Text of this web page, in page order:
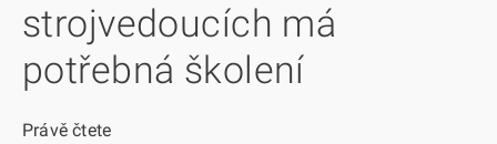
strojvedoucích má
potřebná školení
Právě čtete